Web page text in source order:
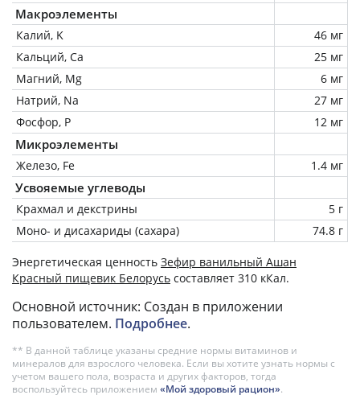
Макроэлементы
Калий, K
46 мг
Кальций, Ca
25 мг
Магний, Mg
6 мг
Натрий, Na
27 мг
Фосфор, P
12 мг
Микроэлементы
Железо, Fe 1.4 мг
Усвояемые углеводы
Крахмал и декстрины
5 г
Моно- и дисахариды (сахара)
74.8 г
Энергетическая ценность Зефир ванильный Ашан
Красный пищевик Белорусь составляет 310 кКал.
Основной источник: Создан в приложении
пользователем. Подробнее.
** В данной таблице указаны средние нормы витаминов и
минералов для взрослого человека. Если вы хотите узнать нормы с
учетом вашего пола, возраста и других факторов, тогда
воспользуйтесь приложением «Мой здоровый рацион».